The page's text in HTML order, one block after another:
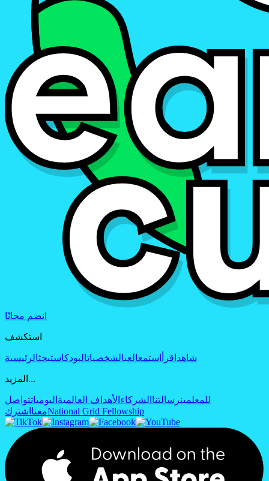
انضم مجانًا
استكشف
شاهد اقرأ استمعالعبالشخصياتالبودكاستبحثالرئيسية
المزيد...
للمعلمينرسالتنا الشركاء الأهداف العالمية اليومياتتواصل
معنا اشترك National Grid Fellowship